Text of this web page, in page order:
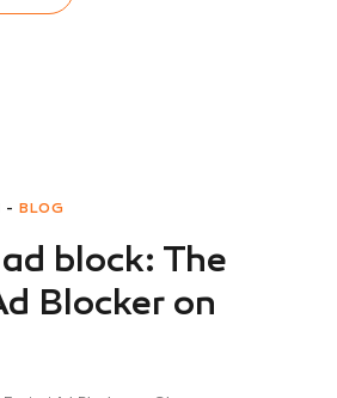
- BLOG
block: The
Blocker on